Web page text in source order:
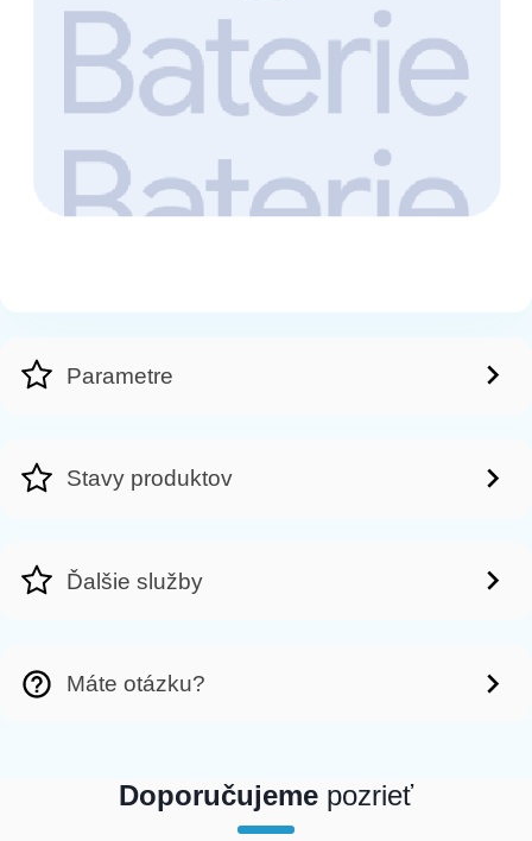
Parametre
Stavy produktov
Ďalšie služby
Máte otázku?
Doporučujeme pozrieť